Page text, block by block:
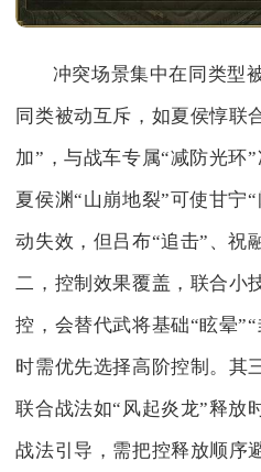
冲突场景集中在同类型
同类被动互斥，如夏侯惇联
加”，与战车专属“减防光环
夏侯渊“山崩地裂”可使甘宁
动失效，但吕布“追击”、祝
二，控制效果覆盖，联合小
控，会替代武将基础“眩晕
时需优先选择高阶控制。其
联合战法如“风起炎龙”释放
战法引导，需把控释放顺序